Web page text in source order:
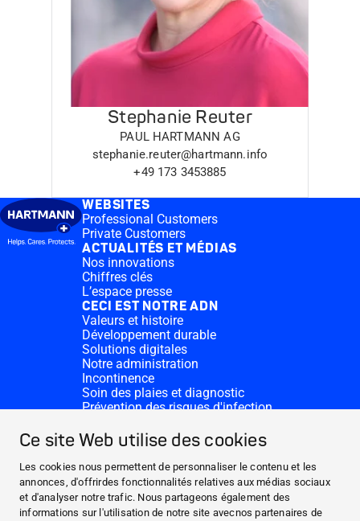
Ce site Web utilise des cookies
Les cookies nous permettent de personnaliser le contenu et les
annonces, d'offrirdes fonctionnalités relatives aux médias sociaux
et d'analyser notre trafic. Nous partageons également des
informations sur l'utilisation de notre site avecnos partenaires de
Stephanie Reuter
PAUL HARTMANN AG
stephanie.reuter@hartmann.info
+49 173 3453885
WEBSITES
Professional Customers
Private Customers
ACTUALITÉS ET MÉDIAS
Nos innovations
Chiffres clés
L’espace presse
CECI EST NOTRE ADN
Valeurs et histoire
Développement durable
Solutions digitales
Notre administration
Incontinence
Soin des plaies et diagnostic
Prévention des risques d'infection
CONTACT
Dons
Nos sites HARTMANN
WEBSITES
ACTUALITÉS ET MÉDIAS